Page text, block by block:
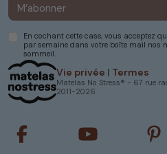
Matelas en
de forme pour
dos
Si vous cherchez une
latex naturel , faites le
mousse à mémoire de
contre les maux de dos.
mémoire de forme
Vie privée | Termes
Matelas No Stress® - 67 rue
2011-2026
M’abonner
En cochant cette case, vous acceptez
par semaine dans votre boîte mail nos
sommeil.